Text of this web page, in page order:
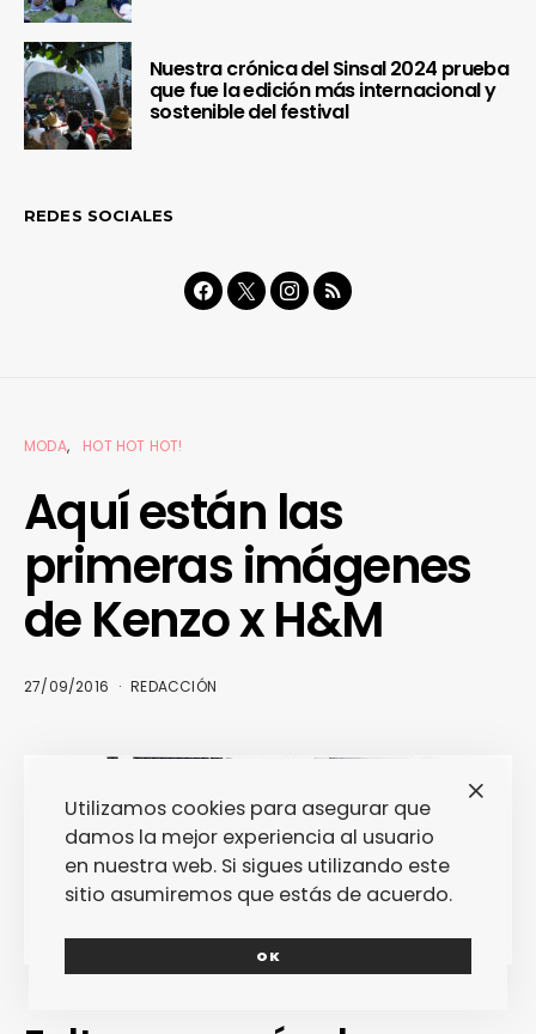
Nuestra crónica del Sinsal 2024 prueba
que fue la edición más internacional y
sostenible del festival
REDES SOCIALES
MODA HOT HOT HOT!
Aquí están las
primeras imágenes
de Kenzo x H&M
27/09/2016 REDACCIÓN
Utilizamos cookies para asegurar que
damos la mejor experiencia al usuario
en nuestra web. Si sigues utilizando este
sitio asumiremos que estás de acuerdo.
OK